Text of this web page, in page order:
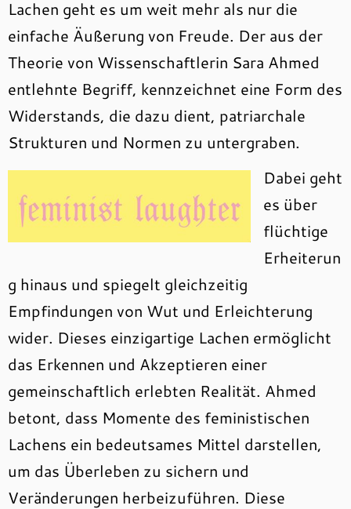
Lachen geht es um weit mehr als nur die
einfache Äußerung von Freude. Der aus der
Theorie von Wissenschaftlerin Sara Ahmed
entlehnte Begriff, kennzeichnet eine Form des
Widerstands, die dazu dient, patriarchale
Strukturen und Normen zu untergraben.
Dabei geht
es über
flüchtige
Erheiterun
g hinaus und spiegelt gleichzeitig
Empfindungen von Wut und Erleichterung
wider. Dieses einzigartige Lachen ermöglicht
das Erkennen und Akzeptieren einer
gemeinschaftlich erlebten Realität. Ahmed
betont, dass Momente des feministischen
Lachens ein bedeutsames Mittel darstellen,
um das Überleben zu sichern und
Veränderungen herbeizuführen. Diese